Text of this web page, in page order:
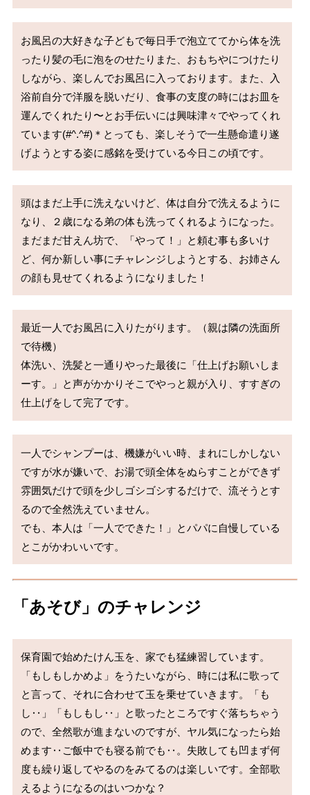
お風呂の大好きな子どもで毎日手で泡立ててから体を洗
ったり髪の毛に泡をのせたりまた、おもちやにつけたり
しながら、楽しんでお風呂に入っております。また、入
浴前自分で洋服を脱いだり、食事の支度の時にはお皿を
運んでくれたり〜とお手伝いには興味津々でやってくれ
ています(#^.^#)＊とっても、楽しそうで一生懸命遣り遂
げようとする姿に感銘を受けている今日この頃です。
頭はまだ上手に洗えないけど、体は自分で洗えるように
なり、２歳になる弟の体も洗ってくれるようになった。
まだまだ甘えん坊で、「やって！」と頼む事も多いけ
ど、何か新しい事にチャレンジしようとする、お姉さん
の顔も見せてくれるようになりました！
最近一人でお風呂に入りたがります。（親は隣の洗面所
で待機）
体洗い、洗髪と一通りやった最後に「仕上げお願いしま
ーす。」と声がかかりそこでやっと親が入り、すすぎの
仕上げをして完了です。
一人でシャンプーは、機嫌がいい時、まれにしかしない
ですが水が嫌いで、お湯で頭全体をぬらすことができず
雰囲気だけで頭を少しゴシゴシするだけで、流そうとす
るので全然洗えていません。
でも、本人は「一人でできた！」とパパに自慢している
とこがかわいいです。
「あそび」のチャレンジ
保育園で始めたけん玉を、家でも猛練習しています。
「もしもしかめよ」をうたいながら、時には私に歌って
と言って、それに合わせて玉を乗せていきます。「も
し‥」「もしもし‥」と歌ったところですぐ落ちちゃう
ので、全然歌が進まないのですが、ヤル気になったら始
めます‥ご飯中でも寝る前でも‥。失敗しても凹まず何
度も繰り返してやるのをみてるのは楽しいです。全部歌
えるようになるのはいつかな？